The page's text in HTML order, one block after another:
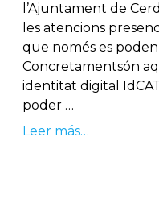
l’Ajuntament de
les atencions
que només es
Concretamentsón
identitat digital
poder …
Leer más…